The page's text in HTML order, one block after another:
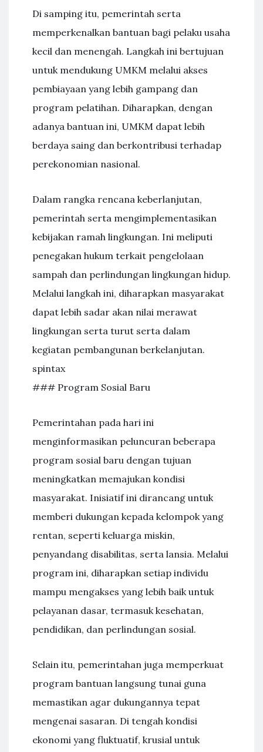
Di samping itu, pemerintah serta
memperkenalkan bantuan bagi pelaku usaha
kecil dan menengah. Langkah ini bertujuan
untuk mendukung UMKM melalui akses
pembiayaan yang lebih gampang dan
program pelatihan. Diharapkan, dengan
adanya bantuan ini, UMKM dapat lebih
berdaya saing dan berkontribusi terhadap
perekonomian nasional.
Dalam rangka rencana keberlanjutan,
pemerintah serta mengimplementasikan
kebijakan ramah lingkungan. Ini meliputi
penegakan hukum terkait pengelolaan
sampah dan perlindungan lingkungan hidup.
Melalui langkah ini, diharapkan masyarakat
dapat lebih sadar akan nilai merawat
lingkungan serta turut serta dalam
kegiatan pembangunan berkelanjutan.
spintax
### Program Sosial Baru
Pemerintahan pada hari ini
menginformasikan peluncuran beberapa
program sosial baru dengan tujuan
meningkatkan memajukan kondisi
masyarakat. Inisiatif ini dirancang untuk
memberi dukungan kepada kelompok yang
rentan, seperti keluarga miskin,
penyandang disabilitas, serta lansia. Melalui
program ini, diharapkan setiap individu
mampu mengakses yang lebih baik untuk
pelayanan dasar, termasuk kesehatan,
pendidikan, dan perlindungan sosial.
Selain itu, pemerintahan juga memperkuat
program bantuan langsung tunai guna
memastikan agar dukungannya tepat
mengenai sasaran. Di tengah kondisi
ekonomi yang fluktuatif, krusial untuk